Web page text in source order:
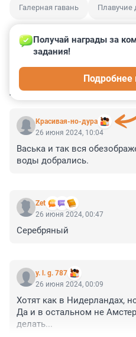
Галерная гавань Плавучие
КОММЕНТАРИИ 8
Красивая-но-дура
Получай награды за
задания!
Подробнее
26 июня 2024, 10:04
Васька и так вся
воды добрались.
Zet
26 июня 2024, 00:47
Серебряный
y. l. g. 787
26 июня 2024, 00:09
Хотят как в Нидерландах,
Да и в остальном не
делать...